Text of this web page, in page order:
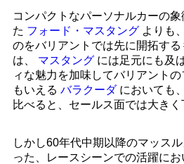
コンパクトなパーソナルカーの
た フォード・マスタングよりも
のをバリアントでは先に開拓す
は、 マスタングには足元にも及
ィな魅力を加味してバリアント
もいえる バラクーダにおいても
比べると、セールス面では大きく
しかし60年代中期以降のマッス
った、レースシーンでの活躍に